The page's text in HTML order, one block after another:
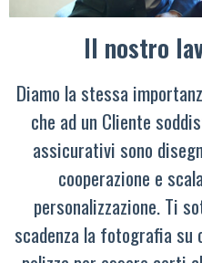
Il nostro
Diamo la stessa
che ad un Cliente
assicurativi sono
cooperazione e
personalizzazione. Ti
scadenza la fotografia